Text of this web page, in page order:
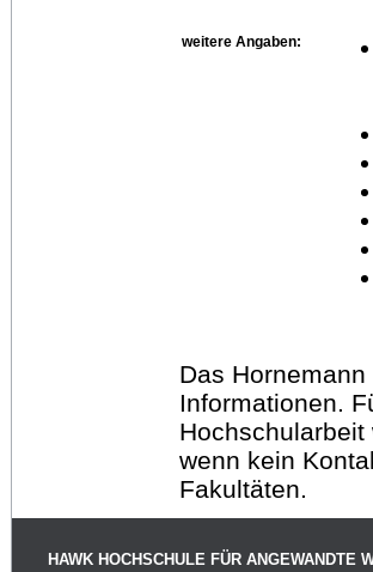
weitere Angaben:
Das
Informationen.
wenn kein
Fakultäten.
HAWK HOCHSCHULE FÜR ANGEWANDTE